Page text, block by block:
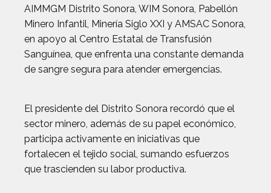
AIMMGM Distrito Sonora, WIM Sonora, Pabellón
Minero Infantil, Minería Siglo XXI y AMSAC Sonora,
en apoyo al Centro Estatal de Transfusión
Sanguínea, que enfrenta una constante demanda
de sangre segura para atender emergencias.
El presidente del Distrito Sonora recordó que el
sector minero, además de su papel económico,
participa activamente en iniciativas que
fortalecen el tejido social, sumando esfuerzos
que trascienden su labor productiva.